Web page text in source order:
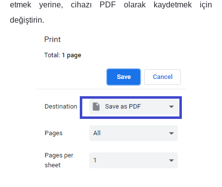
etmek yerine, cihazı PDF olarak kaydetmek için
değiştirin.